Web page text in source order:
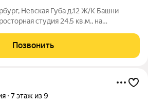
Невская Губа д.12 Ж/К Башни
студия 24,5 кв.м., на
чем у застройщика. Ввод в
г , передача
Позвонить
7 этаж из 9